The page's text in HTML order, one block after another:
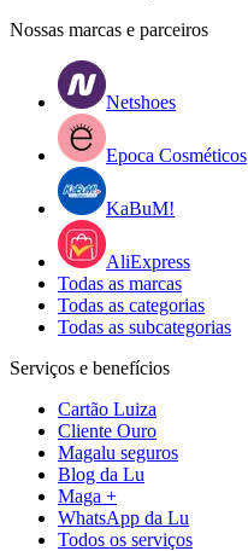
Nossas marcas e parceiros
Netshoes
Epoca Cosméticos
KaBuM!
AliExpress
Todas as marcas
Todas as categorias
Todas as subcategorias
Serviços e benefícios
Cartão Luiza
Cliente Ouro
Magalu seguros
Blog da Lu
Maga +
WhatsApp da Lu
Todos os serviços